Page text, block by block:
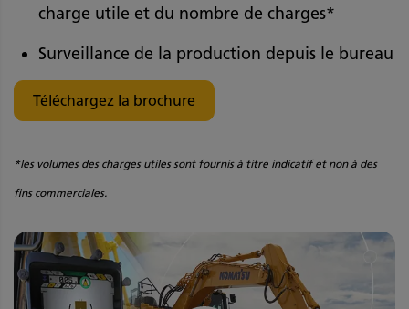
charge utile et du nombre de charges*
Surveillance de la production depuis le bureau
Téléchargez la brochure
*les volumes des charges utiles sont fournis à titre indicatif et non à des
fins commerciales.